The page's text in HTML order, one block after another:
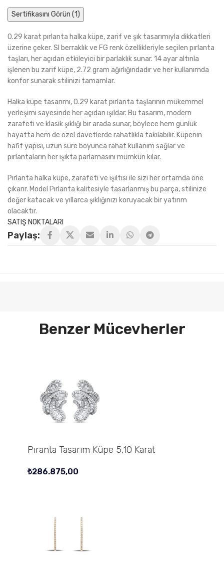
Sertifikasını Görün (1)
0.29 karat pırlanta halka küpe, zarif ve şık tasarımıyla dikkatleri
üzerine çeker. SI berraklık ve FG renk özellikleriyle seçilen pırlanta
taşları, her açıdan etkileyici bir parlaklık sunar. 14 ayar altınla
işlenen bu zarif küpe, 2.72 gram ağırlığındadır ve her kullanımda
konfor sunarak stilinizi tamamlar.
Halka küpe tasarımı, 0.29 karat pırlanta taşlarının mükemmel
yerleşimi sayesinde her açıdan ışıldar. Bu tasarım, modern
zarafeti ve klasik şıklığı bir arada sunar, böylece hem günlük
hayatta hem de özel davetlerde rahatlıkla takılabilir. Küpenin
hafif yapısı, uzun süre boyunca rahat kullanım sağlar ve
pırlantaların her ışıkta parlamasını mümkün kılar.
Pırlanta halka küpe, zarafeti ve ışıltısı ile sizi her ortamda öne
çıkarır. Model Pırlanta kalitesiyle tasarlanmış bu parça, stilinize
değer katacak ve yıllarca şıklığınızı koruyacak bir yatırım
olacaktır.
SATIŞ NOKTALARI
Paylaş:
Benzer Mücevherler
Pıranta Tasarım Küpe 5,10 Karat
₺286.875,00